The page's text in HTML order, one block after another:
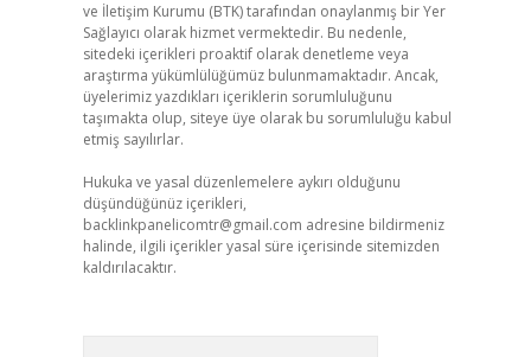
ve İletişim Kurumu (BTK) tarafından onaylanmış bir Yer
Sağlayıcı olarak hizmet vermektedir. Bu nedenle,
sitedeki içerikleri proaktif olarak denetleme veya
araştırma yükümlülüğümüz bulunmamaktadır. Ancak,
üyelerimiz yazdıkları içeriklerin sorumluluğunu
taşımakta olup, siteye üye olarak bu sorumluluğu kabul
etmiş sayılırlar.
Hukuka ve yasal düzenlemelere aykırı olduğunu
düşündüğünüz içerikleri,
backlinkpanelicomtr@gmail.com adresine bildirmeniz
halinde, ilgili içerikler yasal süre içerisinde sitemizden
kaldırılacaktır.